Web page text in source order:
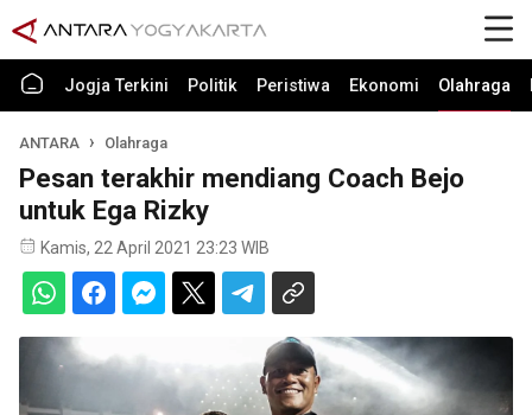
Jogja Terkini Politik Peristiwa Ekonomi Olahraga
ANTARA Olahraga
Pesan terakhir mendiang Coach Bejo
untuk Ega Rizky
Kamis, 22 April 2021 23:23 WIB